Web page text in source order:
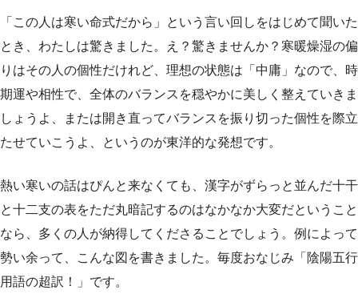
「この人は寒い命式だから」という言い回しをはじめて聞いた
とき、わたしは驚きました。え？驚きませんか？寒暖燥湿の偏
りはその人の個性だけれど、理想の状態は「中庸」なので、時
期運や相性で、全体のバランスを穏やかに美しく整えていきま
しょうよ、または開き直ってバランスを振り切った個性を際立
たせていこうよ、というのが東洋的な発想です。
熱い寒いの話はぴんと来なくても、漢字がずらっと並んだ十干
と十二支の表をただ丸暗記するのはなかなか大変だということ
なら、多くの人が納得してくださることでしょう。例によって
勢い余って、こんな図を書きました。毎度おなじみ「陰陽五行
用語の超訳！」です。